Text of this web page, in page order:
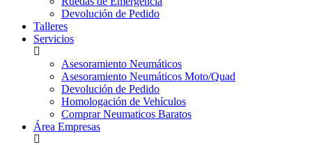
Devolución de Pedido
Talleres
Servicios
Asesoramiento Neumáticos
Asesoramiento Neumáticos Moto/Quad
Devolución de Pedido
Homologación de Vehículos
Comprar Neumaticos Baratos
Área Empresas